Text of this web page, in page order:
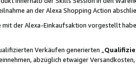
an der Alexa Shopping Action
der Alexa-Einkaufsaktion vorgestellt
Verkäufen generierten „
abzüglich etwaiger